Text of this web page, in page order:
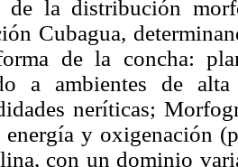
de la distribución
Cubagua,
de la concha:
a ambientes de
neríticas;
energía y oxigenación
con un dominio